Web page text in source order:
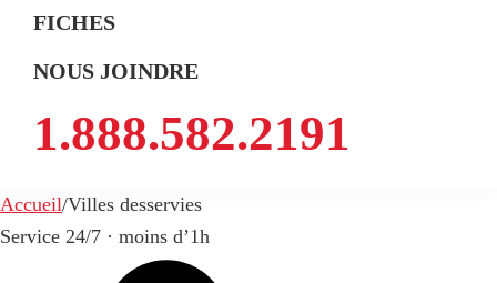
FICHES
NOUS JOINDRE
1.888.582.2191
Accueil/Villes desservies
Service 24/7 · moins d’1h